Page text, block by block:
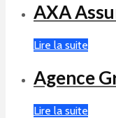
AXA
Lire la suite
Agence
Lire la suite